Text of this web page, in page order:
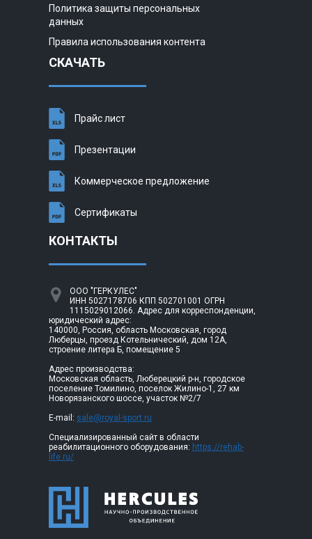
Политика защиты персональных
данных
Правила использования контента
СКАЧАТЬ
Прайс лист
Презентации
Коммерческое предложение
Сертификаты
КОНТАКТЫ
ООО "ГЕРКУЛЕС"
ИНН 5027178706 КПП 502701001 ОГРН
1115029012066. Адрес для корреспонденции,
юридический адрес:
140000, Россия, область Московская, город
Люберцы, проезд Котельнический, дом 12А,
строение литера Б, помещение 5
Адрес производства:
Московская область, Люберецкий р-н, городское
поселение Томилино, поселок Жилино-1, 27 км
Новорязанского шоссе, участок №2/7
E-mail: sale@royal-sport.ru
Специализированный сайт в области
реабилитационного оборудования: https://rehab-
life.ru/